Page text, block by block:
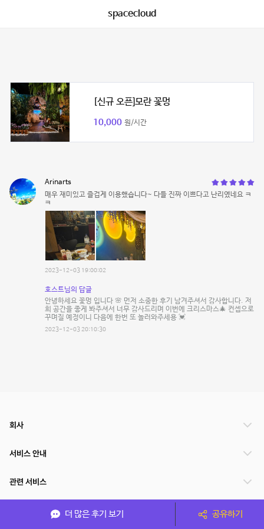
spacecloud
[신규 오픈]모란 꽃멍
10,000 원/시간
Arinarts
매우 재미있고 즐겁게 이용했습니다~ 다들 진짜 이쁘다고 난리였네요 ㅋ
ㅋ
2023-12-03 19:00:02
호스트님의 답글
안녕하세요 꽃멍 입니다 🌸 먼저 소중한 후기 남겨주셔서 감사합니다. 저
희 공간을 좋게 봐주셔서 너무 감사드리며 이번에 크리스마스🎄 컨셉으로
꾸며질 예정이니 다음에 한번 또 놀러와주세용 💓
2023-12-03 20:10:30
더 많은 후기 보기 공유하기
회사
서비스 안내
관련 서비스